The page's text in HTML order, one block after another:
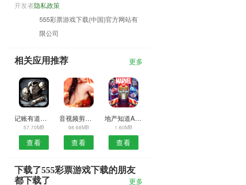
隐私政策
开发者
555彩票游戏下载(中国)官方网站有
限公司
相关应用推荐 更多
记账有道云笔记
57.70MB
查看
音视频剪辑大师APP
98.68MB
查看
地产知道APP
1.60MB
查看
下载了555彩票游戏下载的朋友
都下载了
更多